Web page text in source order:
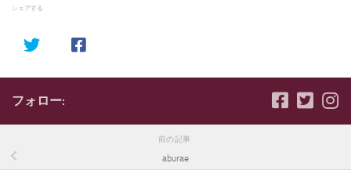
シェアする
フォロー:
前の記事
aburae